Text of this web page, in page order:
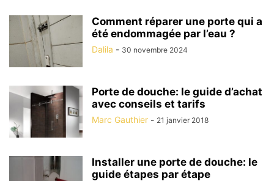
Comment réparer une porte qui a
été endommagée par l’eau ?
Dalila - 30 novembre 2024
Porte de douche: le guide d’achat
avec conseils et tarifs
Marc Gauthier - 21 janvier 2018
Installer une porte de douche: le
guide étapes par étape